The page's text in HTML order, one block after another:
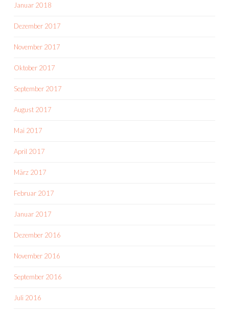
Januar 2018
Dezember 2017
November 2017
Oktober 2017
September 2017
August 2017
Mai 2017
April 2017
März 2017
Februar 2017
Januar 2017
Dezember 2016
November 2016
September 2016
Juli 2016